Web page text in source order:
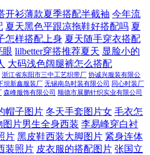
开衫薄款夏季搭配半截袖 今年流
夏天黑色平跟凉拖鞋好搭配吗 夏
怎样搭配上身 夏天随手穿衣搭配
眼 lilbetter穿搭推荐夏天 显脸小的
大码浅色阔腿裤怎么搭配
浙江省东阳市三中工艺织带厂 协诚兴服装有限公
坝新鑫服装厂 无锡南岛时装有限公司 同心时装厂
森峰服饰有限公司 顺德市展鹏针织实业有限公司
帽子图片 冬天手套图片女 毛衣怎
图片男生全身西装 李易峰穿白衬
片 黑皮鞋西装大脚图片 紧身连体
装照片 皮衣服的搭配图片 张国立